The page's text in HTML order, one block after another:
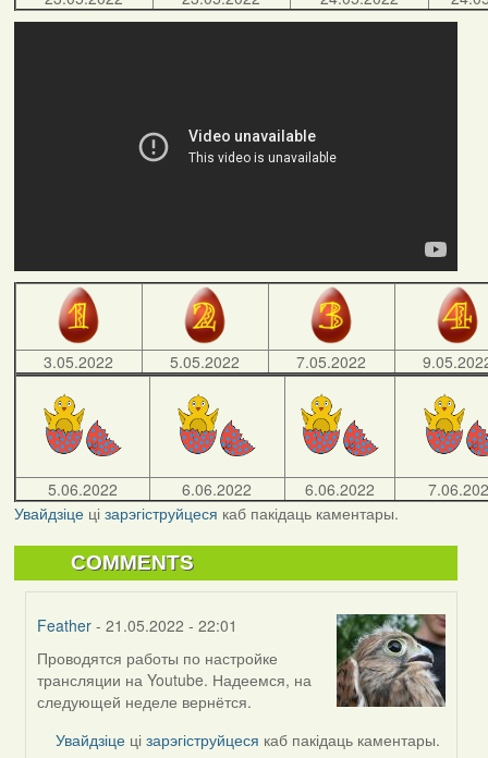
3.05.2022 5.05.2022 7.05.2022
5.06.2022 6.06.2022 6.06.2022
Увайдзіцеці зарэгіструйцеся каб пакідаць каментары.
COMMENTS
Feather - 21.05.2022 - 22:01
In
reply
to
Проводятся работы по настройке
трансляции на Youtube. Надеемся, на
следующей неделе вернётся.
Увайдзіце цізарэгіструйцеся каб пакідаць каментары.